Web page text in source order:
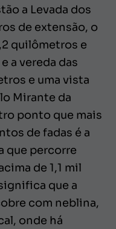
a Levada dos
de extensão, o
quilômetros e
a vereda das
e uma vista
Mirante da
ponto que mais
de fadas é a
que percorre
de 1,1 mil
que a
com neblina,
onde há